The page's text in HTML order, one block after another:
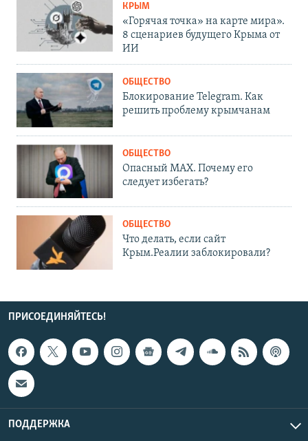
КРЫМ
«Горячая точка» на карте мира».
8 сценариев будущего Крыма от
ИИ
ОБЩЕСТВО
Блокирование Telegram. Как
решить проблему крымчанам
ОБЩЕСТВО
Опасный MAX. Почему его
следует избегать?
ОБЩЕСТВО
Что делать, если сайт
Крым.Реалии заблокировали?
ПРИСОЕДИНЯЙТЕСЬ!
ПОДДЕРЖКА